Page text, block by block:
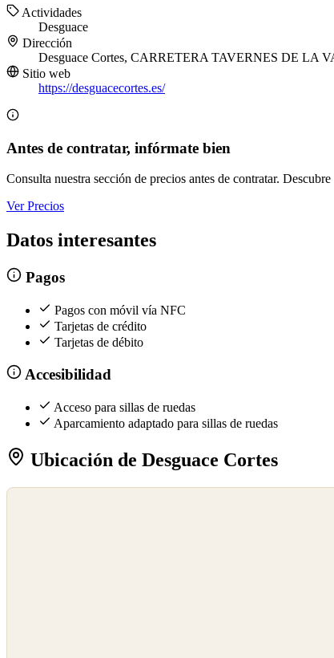
Actividades
Desguace
Dirección
Desguace Cortes, CARRETERA TAVERNES DE LA
Sitio web
https://desguacecortes.es/
Antes de contratar, infórmate bien
Consulta nuestra sección de precios antes de contratar. Descubre
Ver Precios
Datos interesantes
Pagos
Pagos con móvil vía NFC
Tarjetas de crédito
Tarjetas de débito
Accesibilidad
Acceso para sillas de ruedas
Aparcamiento adaptado para sillas de ruedas
Ubicación de Desguace Cortes